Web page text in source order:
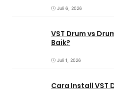
Juli 6, 2026
VST Drum vs
Baik?
Juli 1, 2026
Cara Install VST